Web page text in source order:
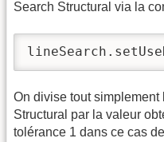
Search Structural via la
On divise tout
Structural par la valeur
tolérance 1 dans ce cas